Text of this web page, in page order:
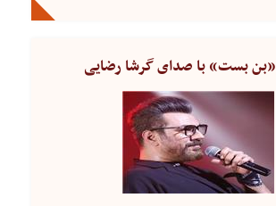
بست» با صدای گرشا رضایی